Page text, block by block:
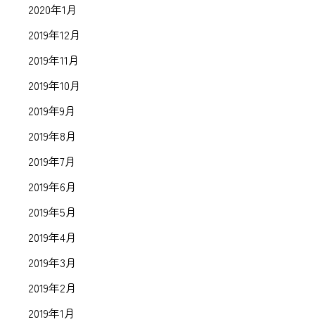
2020年1月
2019年12月
2019年11月
2019年10月
2019年9月
2019年8月
2019年7月
2019年6月
2019年5月
2019年4月
2019年3月
2019年2月
2019年1月